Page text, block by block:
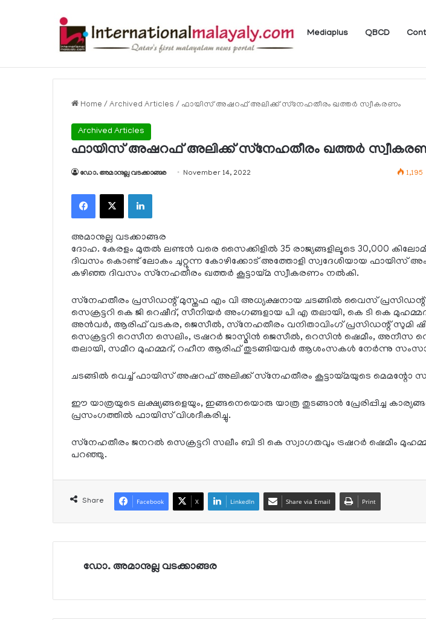
Mediaplus QBCD
Breaking News ഹോര്‍മുസ് കടലിടുക്ക് ഉടന്‍ തുറന്നേക്കും
Home / Archived Articles / ഫായിസ് അഷറഫ് അലിക്ക് സ്‌നേഹതീരം ഖത്തര്‍ സ്വീകരണം
Archived Articles
ഫായിസ് അഷറഫ് അലിക്ക് സ്‌നേഹതീരം ഖത്തര്‍
ഡോ. അമാനുല്ല വടക്കാങ്ങര November 14, 2022 1,195
Facebook
X LinkedIn
അമാനുല്ല വടക്കാങ്ങര
ദോഹ. കേരളം മുതല്‍ ലണ്ടന്‍ വരെ സൈക്കിളില്‍ 35 രാജ്യങ്ങളിലൂടെ 30,000
ദിവസം കൊണ്ട് ലോകം ചുറ്റുന്ന കോഴിക്കോട് അത്തോളി സ്വദേശിയായ ഫായിസ്
കഴിഞ്ഞ ദിവസം സ്‌നേഹതീരം ഖത്തര്‍ കൂട്ടായ്മ സ്വീകരണം നല്‍കി.
സ്‌നേഹതീരം പ്രസിഡന്റ് മുസ്തഫ എം വി അധ്യക്ഷനായ ചടങ്ങില്‍ വൈസ് പ്രസിഡന്റ്
സെക്രട്ടറി കെ ജി റെഷീദ്, സീനിയര്‍ അംഗങ്ങളായ പി എ തലായി, കെ ടി കെ
അന്‍വര്‍, ആരിഫ് വടകര, ജെസീല്‍, സ്‌നേഹതീരം വനിതാവിംഗ് പ്രസിഡന്റ് സുമി
സെക്രട്ടറി റെസീന സെലിം, ട്രഷറര്‍ ജാസ്മിന്‍ ജെസീല്‍, റെസിന്‍ ഷെമീം, അനീസ
തലായി, സമീറ മുഹമ്മദ്, റഹീന ആരിഫ് തുടങ്ങിയവര്‍ ആശംസകള്‍ നേര്‍ന്നു
ചടങ്ങില്‍ വെച്ച് ഫായിസ് അഷറഫ് അലിക്ക് സ്‌നേഹതീരം കൂട്ടായ്മയുടെ മെമന്റോ
ഈ യാത്രയുടെ ലക്ഷ്യങ്ങളെയും, ഇങ്ങനെയൊരു യാത്ര തുടങ്ങാന്‍ പ്രേരിപ്പിച്ച
പ്രസംഗത്തില്‍ ഫായിസ് വിശദീകരിച്ചു.
സ്‌നേഹതീരം ജനറല്‍ സെക്രട്ടറി സലീം ബി ടി കെ സ്വാഗതവും ട്രഷറര്‍ ഷെമീം
പറഞ്ഞു.
Share Facebook X LinkedIn Share via Email Print
ഡോ. അമാനുല്ല വടക്കാങ്ങര